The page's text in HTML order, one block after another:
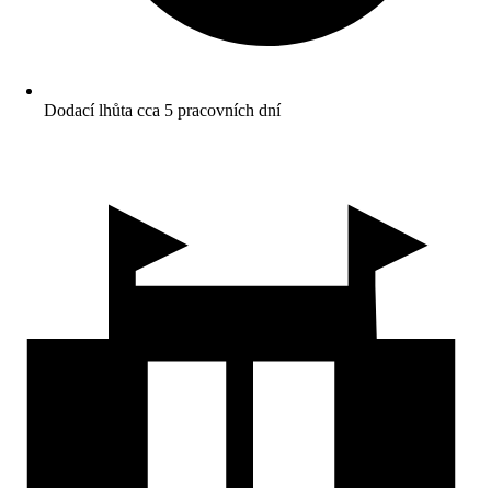
Dodací lhůta cca 5 pracovních dní